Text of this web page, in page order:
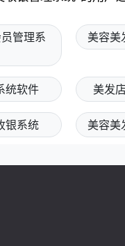
管理系
美容美
统软件 美发
银系统 美容美